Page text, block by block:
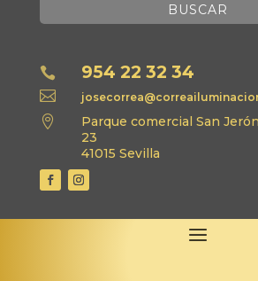
BUSCAR
 954 22 32 34


Parque comercial San
23
41015 Sevilla